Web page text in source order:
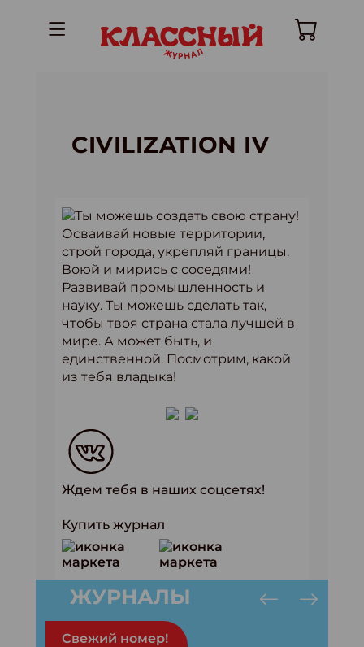
CIVILIZATION IV
Ты можешь создать свою страну!
Осваивай новые территории,
строй города, укрепляй границы.
Воюй и мирись с соседями!
Развивай промышленность и
науку. Ты можешь сделать так,
чтобы твоя страна стала лучшей в
мире. А может быть, и
единственной. Посмотрим, какой
из тебя владыка!
Ждем тебя в наших соцсетях!
Купить журнал
ЖУРНАЛЫ
Свежий номер!